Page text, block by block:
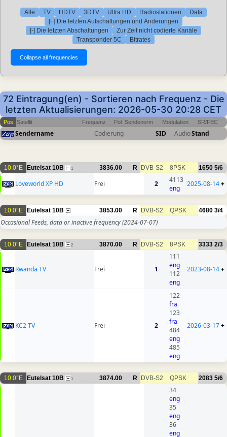
Alle TV HDTV 3DTV Ultra HD Radiostationen
Data
[+] Die letzten Aufschaltungen und Änderungen
[-] Die letzten Abschaltungen
Zur Zeit nicht codierte Kanäle
Transponder 5C
Bitrates
72 Eintragung(en) - Sortieren nach Frequenz - Die
letzten Aktualisierungen: 2026-05-30 20:28 CET
Pos Satellit Frequenz Pol Sendenorm Modulation SR/FEC
Sendername Codierung SID AudioStand
10.0°E Eutelsat 10B 1 3836.00 R DVB-S2 8PSK 1650 5/6
Loveworld XP HD Frei 2
4113
eng
2025-08-14+
10.0°E Eutelsat 10B 3853.00 R DVB-S2 QPSK 4680 3/4
Occasional Feeds, data or inactive frequency(2024-07-07)
10.0°E Eutelsat 10B 2 3870.00 R DVB-S2 8PSK 3333 2/3
Rwanda TV Frei 1
111
eng
112
eng
2023-08-14+
KC2 TV Frei 2
122
fra
123
fra
484
eng
485
eng
2026-03-17+
10.0°E Eutelsat 10B 1 3874.00 R DVB-S2 QPSK 2083 5/6
34
eng
35
eng
36
eng